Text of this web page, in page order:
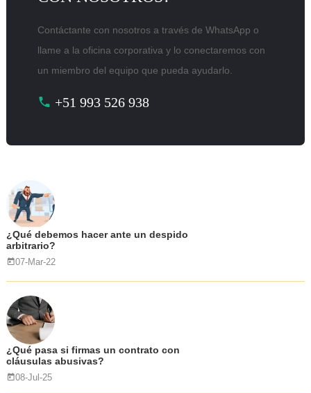
Contáctante con nosotros a través de WhatsApp o
llame a la oficina corporativa y lo conectaremos con
un miembro del equipo que pueda ayudarlo.
+51 993 526 938
¿Qué debemos hacer ante un despido
arbitrario?
07-Mar-22
¿Qué pasa si firmas un contrato con
cláusulas abusivas?
08-Jul-25